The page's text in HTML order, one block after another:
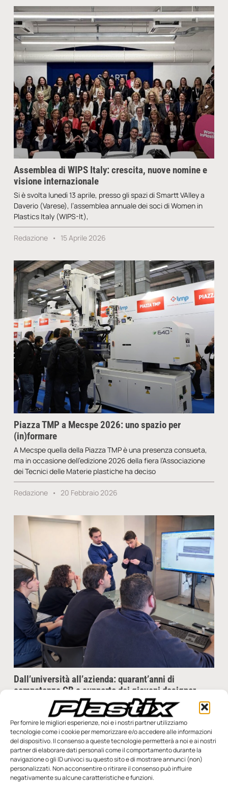
Per fornire le migliori esperienze, noi e i nostri partner utilizziamo
tecnologie come i cookie per memorizzare e/o accedere alle informazioni
del dispositivo. Il consenso a queste tecnologie permetterà a noi e ai nostri
partner di elaborare dati personali come il comportamento durante la
navigazione o gli ID univoci su questo sito e di mostrare annunci (non)
personalizzati. Non acconsentire o ritirare il consenso può influire
negativamente su alcune caratteristiche e funzioni.
Assemblea di WIPS Italy: crescita, nuove nomine e
visione internazionale
Si è svolta lunedì 13 aprile, presso gli spazi di Smartt VAlley a
Daverio (Varese), l’assemblea annuale dei soci di Women in
Plastics Italy (WIPS-It),
Redazione 15 Aprile 2026
Piazza TMP a Mecspe 2026: uno spazio per
(in)formare
A Mecspe quella della Piazza TMP è una presenza consueta,
ma in occasione dell’edizione 2026 della fiera l’Associazione
dei Tecnici delle Materie plastiche ha deciso
Redazione 20 Febbraio 2026
Dall’università all’azienda: quarant’anni di
competenza CB a supporto dei giovani designer
L’incontro tra mondo produttivo e cultura del progetto è uno
dei motori più efficaci per innovare nel settore delle materie
plastiche. È in questa direzione
Redazione 19 Febbraio 2026